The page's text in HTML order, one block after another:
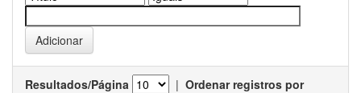
Resultados/Página | Ordenar registros por